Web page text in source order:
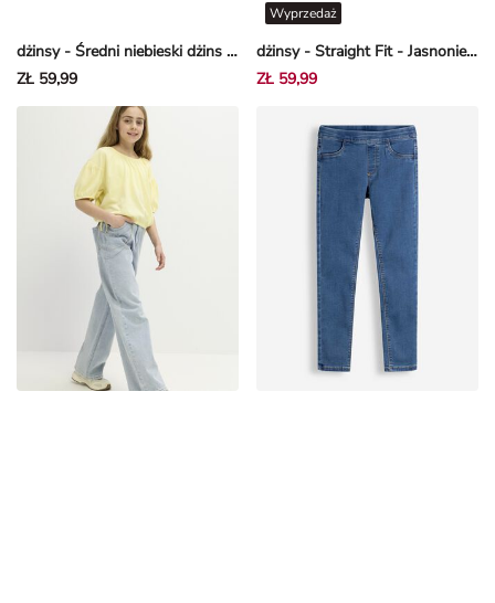
dżinsy - Średni niebieski dżins - niebieski
ZŁ 59,99
dżinsy - Straight Fit - Jasnoniebieski
Wyprzedaż
ZŁ 59,99